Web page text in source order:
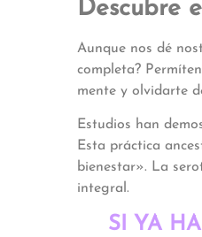
Descubre
Aunque nos dé
completa?
mente y olvidarte
Estudios han
Esta práctica
bienestar». La
integral.
SI YA